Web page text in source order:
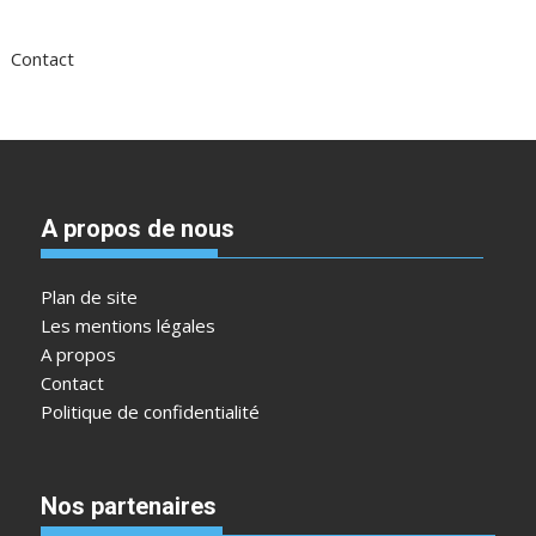
Contact
A propos de nous
Plan de site
Les mentions légales
A propos
Contact
Politique de confidentialité
Nos partenaires